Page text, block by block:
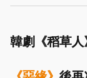
韓劇《稻草